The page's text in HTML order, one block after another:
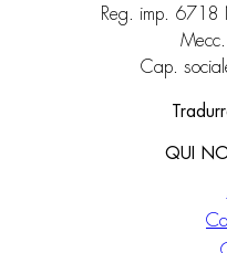
Reg. imp. 6718
Cap.
QUI